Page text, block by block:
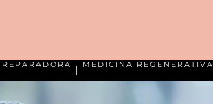
MEDICINA REGENERATIVA